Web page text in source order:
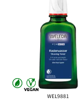
WEL9881